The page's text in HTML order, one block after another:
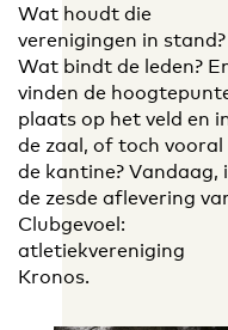
Wat houdt die
verenigingen in stand?
Wat bindt de leden?
vinden de
plaats op het veld en
de zaal, of toch vooral
de kantine? Vandaag,
de zesde aflevering
Clubgevoel:
atletiekvereniging
Kronos.